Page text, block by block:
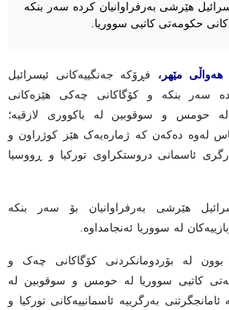
هێرشی بەرفراوانیان کردە سەر بنکە
حکومەتی کاتیی سووریا.
مێهر، فڕۆکە جەنگییەکانی ئیسرائیل
سەر بنکە و کۆگاکانی چەکی هێزەکانی
حومس و سوقوبین لە باکووری لازقیە؛
لەوە دەکەن کە ژمارەیەک هێز کوژراون و
ئاسمانی دروستکراوی تورکیا و ڕووسیا
هێرشی بەرفراوانیان بۆ سەر بنکە
لە سووریا ئەنجامداوە.
لە بۆردومانکردنی کۆگاکانی چەک و
کاتیی سووریا لە حومس و سوقوبین لە
ئامانجگرتنی بەرگرییە ئاسمانییەکانی تورکیا و